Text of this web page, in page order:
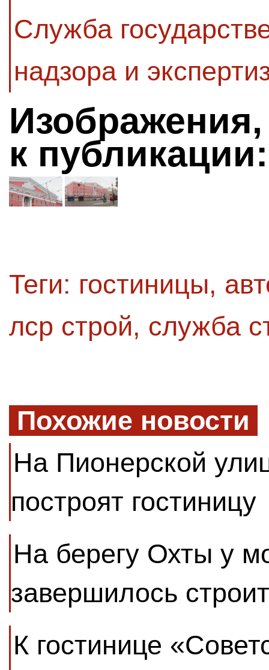
Служба
надзора и
к публикации:
Теги: гостиницы,
лср строй, служба
Похожие новости
На Пионерской
построят гостиницу
На берегу Охты у
завершилось
К гостинице